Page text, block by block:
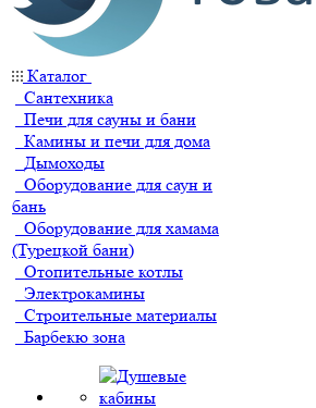
Каталог
Сантехника
Печи для сауны и бани
Камины и печи для дома
Дымоходы
Оборудование для саун и
бань
Оборудование для хамама
(Турецкой бани)
Отопительные котлы
Электрокамины
Строительные материалы
Барбекю зона